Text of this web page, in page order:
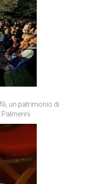
un patrimonio di